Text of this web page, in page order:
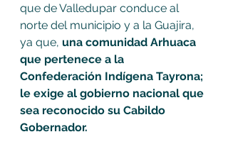
que de Valledupar conduce al
norte del municipio y a la Guajira,
ya que, una comunidad Arhuaca
que pertenece a la
Confederación Indígena Tayrona;
le exige al gobierno nacional que
sea reconocido su Cabildo
Gobernador.